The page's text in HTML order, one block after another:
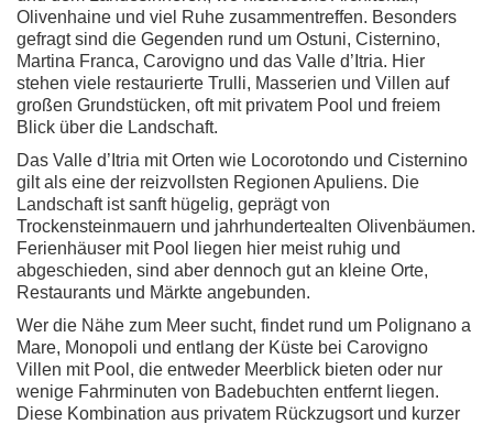
Olivenhaine und viel Ruhe zusammentreffen. Besonders
gefragt sind die Gegenden rund um Ostuni, Cisternino,
Martina Franca, Carovigno und das Valle d’Itria. Hier
stehen viele restaurierte Trulli, Masserien und Villen auf
großen Grundstücken, oft mit privatem Pool und freiem
Blick über die Landschaft.
Das Valle d’Itria mit Orten wie Locorotondo und Cisternino
gilt als eine der reizvollsten Regionen Apuliens. Die
Landschaft ist sanft hügelig, geprägt von
Trockensteinmauern und jahrhundertealten Olivenbäumen.
Ferienhäuser mit Pool liegen hier meist ruhig und
abgeschieden, sind aber dennoch gut an kleine Orte,
Restaurants und Märkte angebunden.
Wer die Nähe zum Meer sucht, findet rund um Polignano a
Mare, Monopoli und entlang der Küste bei Carovigno
Villen mit Pool, die entweder Meerblick bieten oder nur
wenige Fahrminuten von Badebuchten entfernt liegen.
Diese Kombination aus privatem Rückzugsort und kurzer